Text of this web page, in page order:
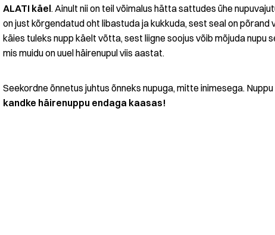
ALATI käel. Ainult nii on teil võimalus hätta sattudes ühe
on just kõrgendatud oht libastuda ja kukkuda, sest seal on
käies tuleks nupp käelt võtta, sest liigne soojus võib mõjuda
mis muidu on uuel häirenupul viis aastat.
Seekordne õnnetus juhtus õnneks nupuga, mitte inimesega.
kandke häirenuppu endaga kaasas!